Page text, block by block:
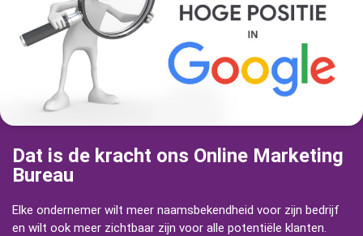
Dat is de kracht ons Online Marketing
Bureau
Elke ondernemer wilt meer naamsbekendheid voor zijn bedrijf
en wilt ook meer zichtbaar zijn voor alle potentiële klanten.